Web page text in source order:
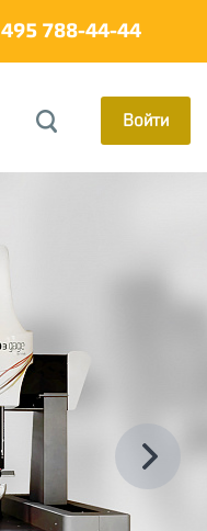
788-44-44
Войти